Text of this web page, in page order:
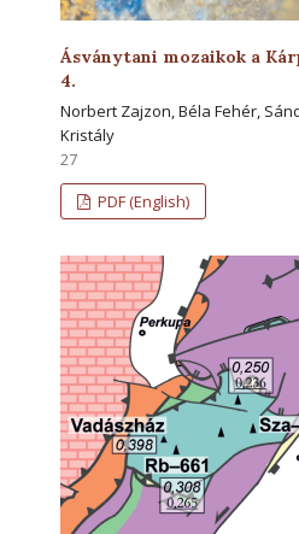
Ásványtani mozaikok a
4.
Norbert Zajzon, Béla Fehér,
Kristály
27
PDF (English)